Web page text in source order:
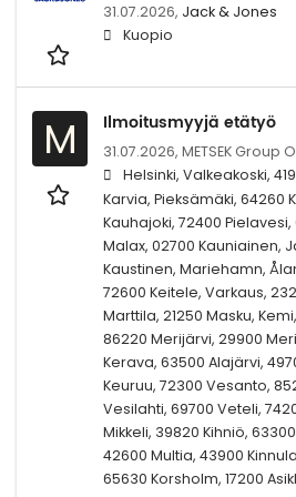
31.07.2026, Jack & Jones
Kuopio
M Ilmoitusmyyjä etätyö
31.07.2026, METSEK Group
Helsinki, Valkeakoski,
Karvia, Pieksämäki, 64260
Kauhajoki, 72400
Malax, 02700 Kauniainen,
Kaustinen, Mariehamn,
72600 Keitele, Varkaus,
Marttila, 21250 Masku,
86220 Merijärvi, 29900
Kerava, 63500 Alajärvi,
Keuruu, 72300 Vesanto,
Vesilahti, 69700 Veteli,
Mikkeli, 39820 Kihniö,
42600 Multia, 43900
65630 Korsholm, 17200